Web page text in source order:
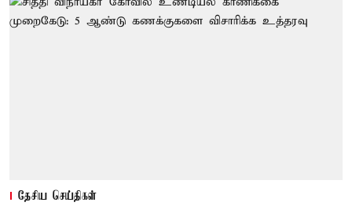
தேசிய செய்திகள்